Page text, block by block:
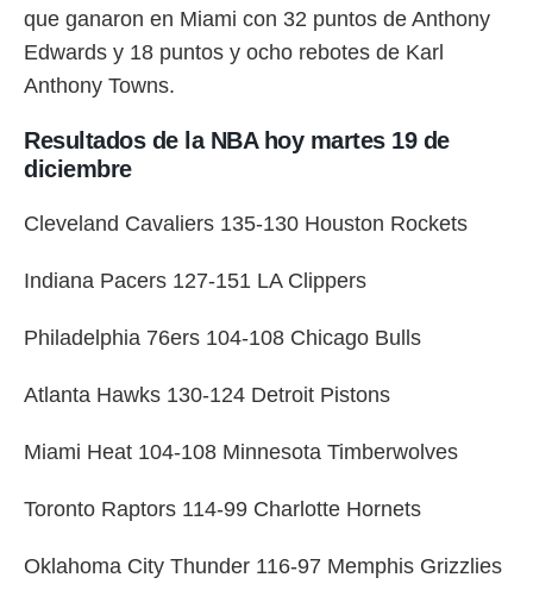
que ganaron en Miami con 32 puntos de Anthony
Edwards y 18 puntos y ocho rebotes de Karl
Anthony Towns.
Resultados de la NBA hoy martes 19 de
diciembre
Cleveland Cavaliers 135-130 Houston Rockets
Indiana Pacers 127-151 LA Clippers
Philadelphia 76ers 104-108 Chicago Bulls
Atlanta Hawks 130-124 Detroit Pistons
Miami Heat 104-108 Minnesota Timberwolves
Toronto Raptors 114-99 Charlotte Hornets
Oklahoma City Thunder 116-97 Memphis Grizzlies